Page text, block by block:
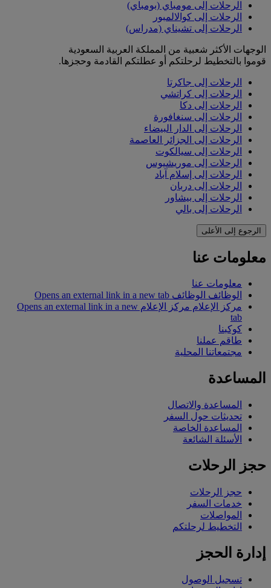
الرحلات إلى مومباي (بومباي)
الرحلات إلى كوالالمبور
الرحلات إلى تشيناي (مدراس)
الوجهات الأكثر شعبية من المملكة العربية السعودية
قوموا بالتخطيط لرحلتكم أو عطلتكم القادمة وحجزها.
الرحلات إلى جاكرتا
الرحلات إلى كراتشي
الرحلات إلى دكا
الرحلات إلى سنغافورة
الرحلات إلى الدار البيضاء
الرحلات إلى الجزائر العاصمة
الرحلات إلى سيالكوت
الرحلات إلى موريشيوس
الرحلات إلى إسلام آباد
الرحلات إلى دربان
الرحلات إلى بيشاور
الرحلات إلى بالي
الرجوع إلى الأعلى
معلومات عنا
معلومات عنا
الوظائف الوظائف Opens an external link in a new tab
مركز الإعلام
مركز الإعلام Opens an external link in a new
tab
كوكبنا
طاقم عملنا
مجتمعاتنا المحلية
المساعدة
المساعدة والاتصال
تحديثات حول السفر
المساعدة الخاصة
الأسئلة الشائعة
حجز الرحلات
حجز الرحلات
خدمات السفر
المواصلات
التخطيط لرحلتكم
إدارة الحجز
تسجيل الوصول